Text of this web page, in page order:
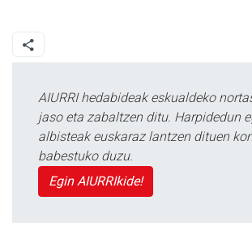
AIURRI hedabideak eskualdeko
jaso eta zabaltzen ditu. Harpidedun
albisteak euskaraz lantzen dituen
babestuko duzu.
Egin AIURRIkide!